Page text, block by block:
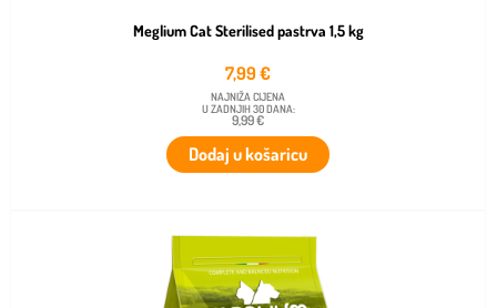
Meglium Cat Sterilised pastrva 1,5 kg
7,99€
NAJNIŽA CIJENA
U ZADNJIH 30 DANA:
9,99 €
Dodaj u košaricu